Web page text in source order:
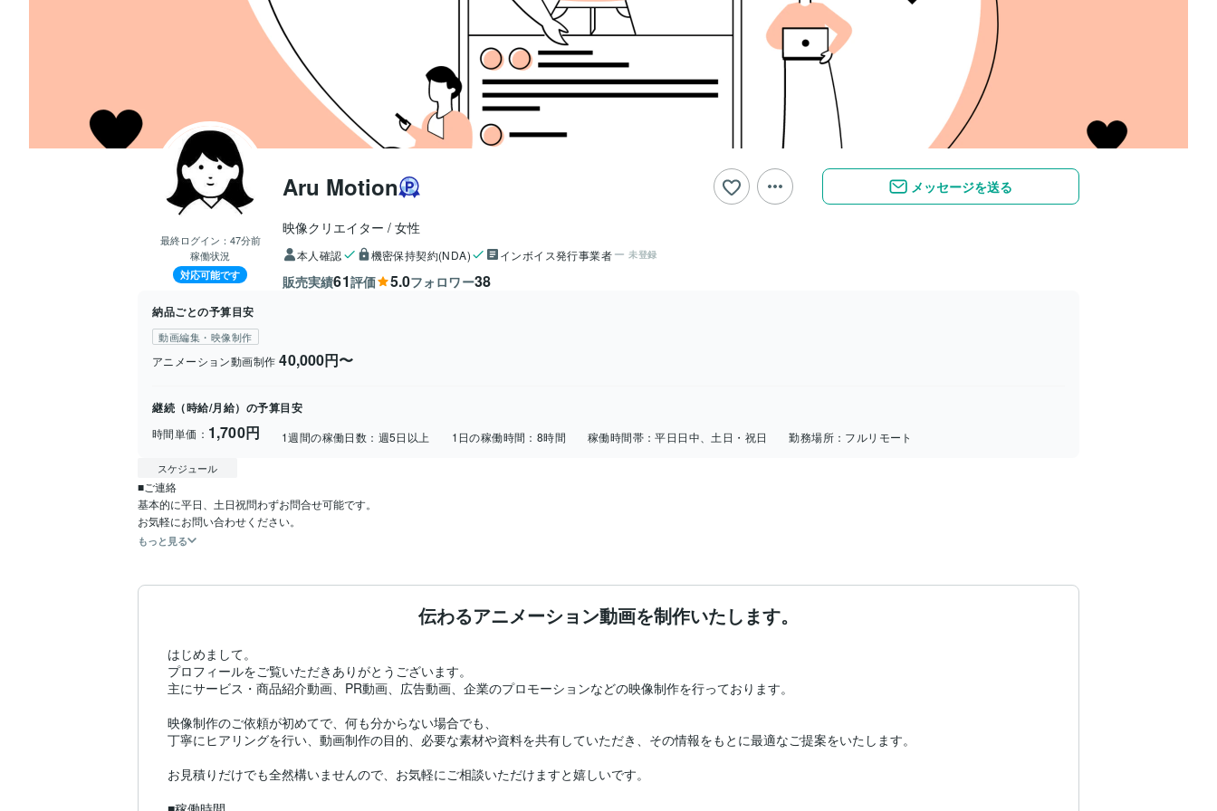
最終ログイン： 47分前
稼働状況
対応可能です
Aru Motion
映像クリエイター 女性
本人確認 機密保持契約(NDA) インボイス発行事業者 未登録
販売実績61評価 5.0フォロワー38
メッセージを送る
納品ごとの予算目安
動画編集・映像制作
アニメーション動画制作 40,000円〜
継続（時給/月給）の予算目安
時間単価： 1,700円 1週間の稼働日数： 週5日以上 1日の稼働時間： 8時間 稼働時間帯：平日日中、土日・祝日 勤務場所： フルリモート
スケジュール
■ご連絡
基本的に平日、土日祝問わずお問合せ可能です。
お気軽にお問い合わせください。
もっと見る
伝わるアニメーション動画を制作いたします。
はじめまして。
プロフィールをご覧いただきありがとうございます。
主にサービス・商品紹介動画、PR動画、広告動画、企業のプロモーションなどの映像制作を行っております。
映像制作のご依頼が初めてで、何も分からない場合でも、
丁寧にヒアリングを行い、動画制作の目的、必要な素材や資料を共有していただき、その情報をもとに最適なご提案をいたします。
お見積りだけでも全然構いませんので、お気軽にご相談いただけますと嬉しいです。